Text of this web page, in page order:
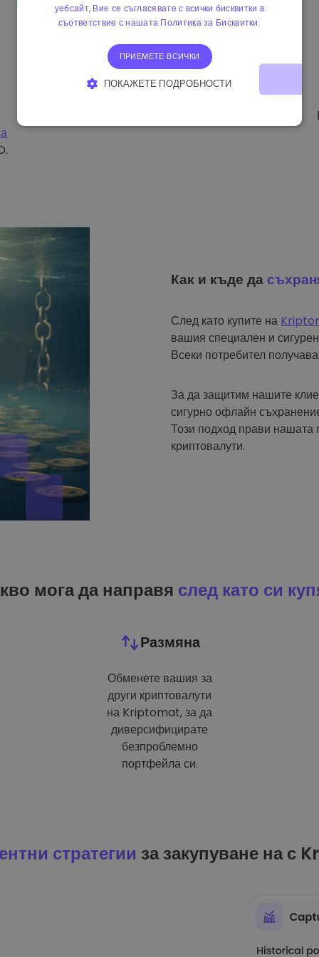
Как и къде да
След като купите на
вашия специален и
Всеки потребител
За да защитим нашите
сигурно офлайн
Този подход прави
криптовалути.
мога да направя след като си
Размяна
Обменете вашия за
други криптовалути
на Kriptomat, за да
диверсифицирате
безпроблемно
портфейла си.
стратегии за закупуване на с
уебсайт, Вие се съгласявате с всички бисквитки в
съответствие с нашата Политика за Бисквитки.
ПРИЕМЕТЕ ВСИЧКИ
ПОКАЖЕТЕ ПОДРОБНОСТИ